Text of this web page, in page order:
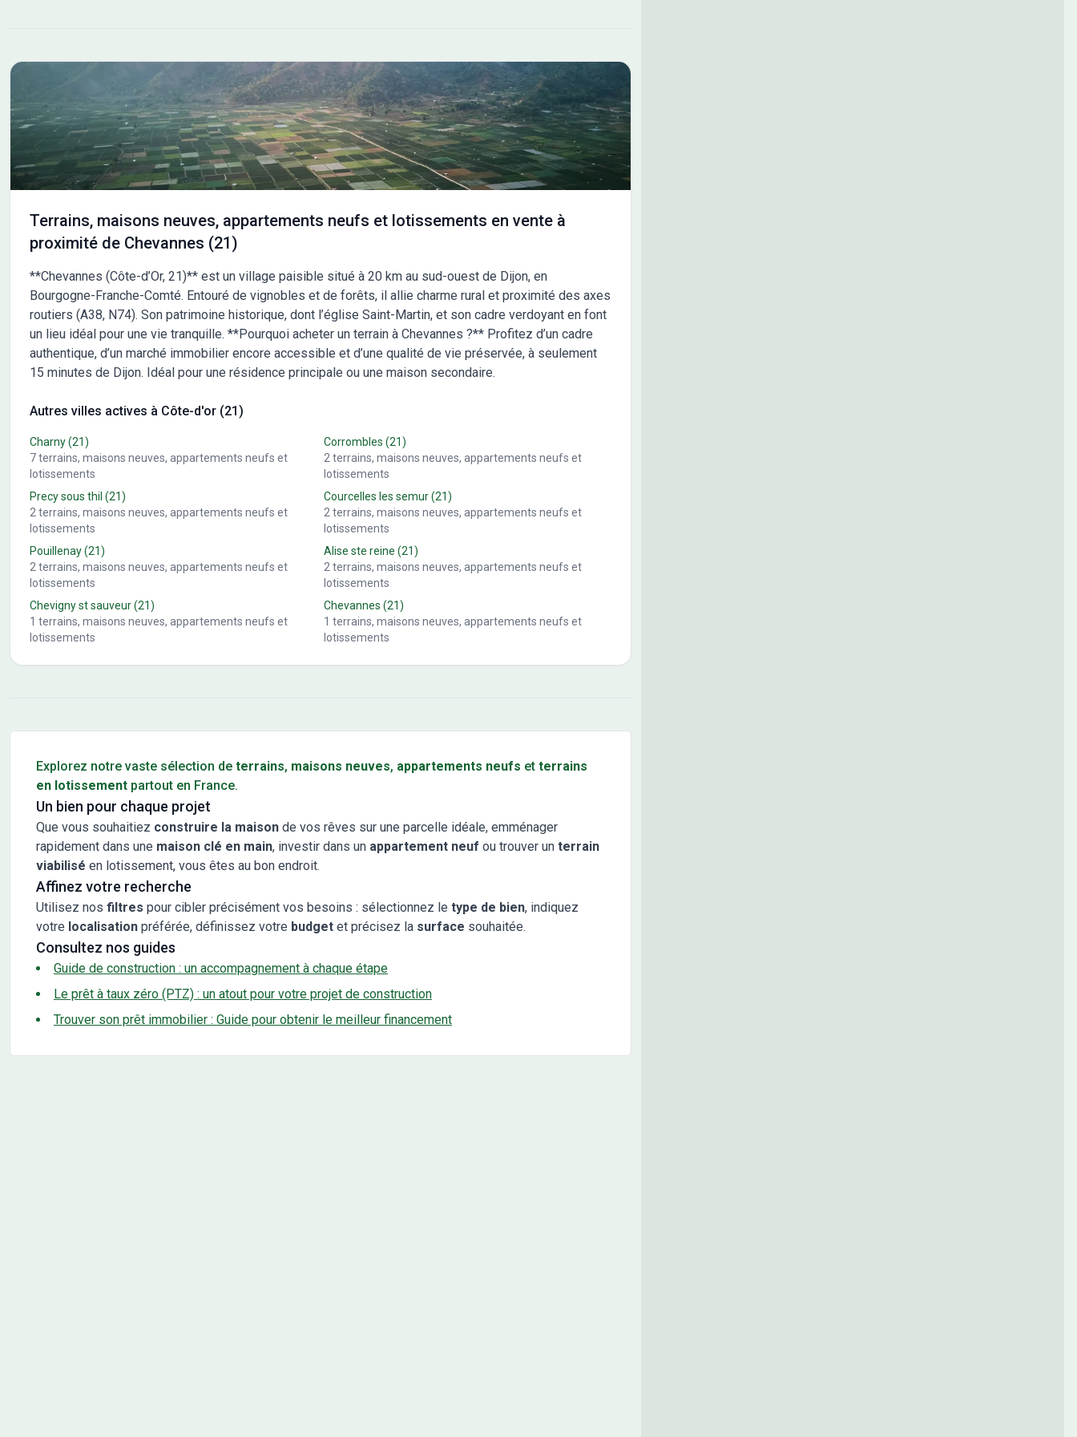
notamment des écoles maternelles, élémentaires,
primaires ainsi qu'un collège. Vous trouverez également
des commerces à proximité. NOUS CONTACTER Ce
terrain est vendu par un partenaire de Maisons France
Confort Melun au prix de 99 000 euros. Pour plus
d'informations et découvrir ce terrain, n'hésitez pas à
contacter Franck ALANOE au 06-27-23-96-64. Il vous
accompagnera dans votre projet de construction.
Terrains, maisons neuves, appartements neufs et lotissements en vente à
proximité de Chevannes (21)
**Chevannes (Côte-d’Or, 21)** est un village paisible situé à 20 km au sud-ouest de Dijon, en
Bourgogne-Franche-Comté. Entouré de vignobles et de forêts, il allie charme rural et proximité des axes
routiers (A38, N74). Son patrimoine historique, dont l’église Saint-Martin, et son cadre verdoyant en font
un lieu idéal pour une vie tranquille. **Pourquoi acheter un terrain à Chevannes ?** Profitez d’un cadre
authentique, d’un marché immobilier encore accessible et d’une qualité de vie préservée, à seulement
15 minutes de Dijon. Idéal pour une résidence principale ou une maison secondaire.
Autres villes actives à Côte-d'or (21)
Charny(21)
7terrains, maisons neuves, appartements neufs et
lotissements
Corrombles (21)
2terrains, maisons neuves, appartements neufs et
lotissements
Precy sous thil (21)
2terrains, maisons neuves, appartements neufs et
lotissements
Courcelles les semur(21)
2terrains, maisons neuves, appartements neufs et
lotissements
Pouillenay(21)
2terrains, maisons neuves, appartements neufs et
lotissements
Alise ste reine (21)
2terrains, maisons neuves, appartements neufs et
lotissements
Chevigny st sauveur(21)
1 terrains, maisons neuves, appartements neufs et
lotissements
Chevannes (21)
1 terrains, maisons neuves, appartements neufs et
lotissements
Explorez notre vaste sélection de terrains, maisons neuves, appartements neufs et terrains
en lotissement partout en France.
Un bien pour chaque projet
Que vous souhaitiez construire la maison de vos rêves sur une parcelle idéale, emménager
rapidement dans une maison clé en main, investir dans un appartement neuf ou trouver un terrain
viabilisé en lotissement, vous êtes au bon endroit.
Affinez votre recherche
Utilisez nos filtres pour cibler précisément vos besoins : sélectionnez le type de bien, indiquez
votre localisation préférée, définissez votre budget et précisez la surface souhaitée.
Consultez nos guides
Guide de construction : un accompagnement à chaque étape
Le prêt à taux zéro (PTZ) : un atout pour votre projet de construction
Trouver son prêt immobilier : Guide pour obtenir le meilleur financement